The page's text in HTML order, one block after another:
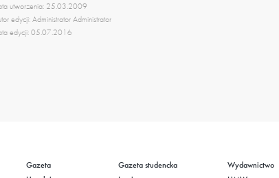
utworzenia: 25.03.2009
edycji: Administrator Administrator
edycji: 05.07.2016
Gazeta
Gazeta studencka
Wydawnictwo